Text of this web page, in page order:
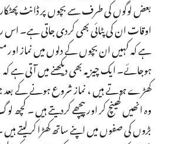
بعض لوگوں کی طرف سے بچوں پر ڈانٹ
اوقات ان کی پٹائی بھی کردی جاتی ہے۔ اس
ہے کہ کہیں ان بچوں کے دلوں میں نماز اور
ہوجائے۔ ایک چیز یہ بھی دیکھنے میں آتی ہے
کھڑے ہوتے ہیں ، نماز شروع ہونے کے
وہ انھیں کھینچ کر اور پیچھے کردیتے ہیں ۔
بڑوں کی صفوں میں اپنے ساتھ کھڑا کرلیتے